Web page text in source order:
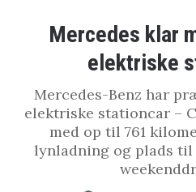
Mercedes klar
elektriske
Mercedes-Benz har
elektriske stationcar –
med op til 761
lynladning og plads til